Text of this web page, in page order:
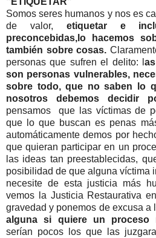
Somos seres humanos y nos es
de valor, etiquetar e
preconcebidas,lo hacemos
también sobre cosas.
personas que sufren el delito: l
son personas vulnerables,
sobre todo, que no saben lo
nosotros debemos decidir
pensamos que las víctimas de
que lo que buscan es penas
automáticamente demos por
que quieran participar en un
las ideas tan preestablecidas,
posibilidad de que alguna víctima
necesite de esta justicia más
vemos la Justicia Restaurativa
gravedad y ponemos de excusa a
alguna si quiere un proceso
serían pocos los que las